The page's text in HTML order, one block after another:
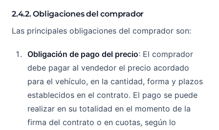
2.4.2. Obligaciones del comprador
Las principales obligaciones del comprador son:
Obligación de pago del precio: El comprador
debe pagar al vendedor el precio acordado
para el vehículo, en la cantidad, forma y plazos
establecidos en el contrato. El pago se puede
realizar en su totalidad en el momento de la
firma del contrato o en cuotas, según lo